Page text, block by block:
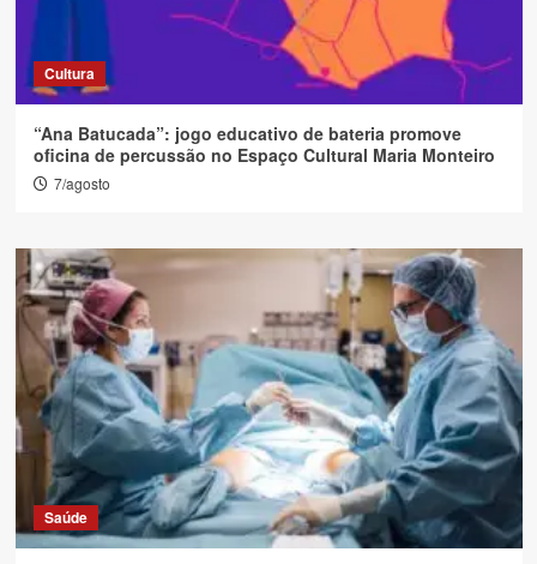
Cultura
“Ana Batucada”: jogo educativo de bateria promove
oficina de percussão no Espaço Cultural Maria Monteiro
7/agosto
Saúde